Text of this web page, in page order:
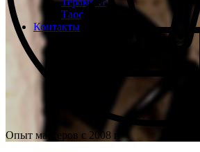
Таос
Контакты
Опыт мастеров с 2008 г.